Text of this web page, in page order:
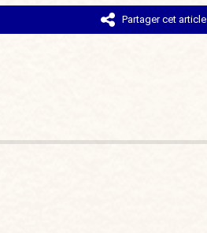
Partager cet article